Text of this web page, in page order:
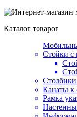
Каталог товаров
Стойки с
Столбики
Канаты к
Рамка